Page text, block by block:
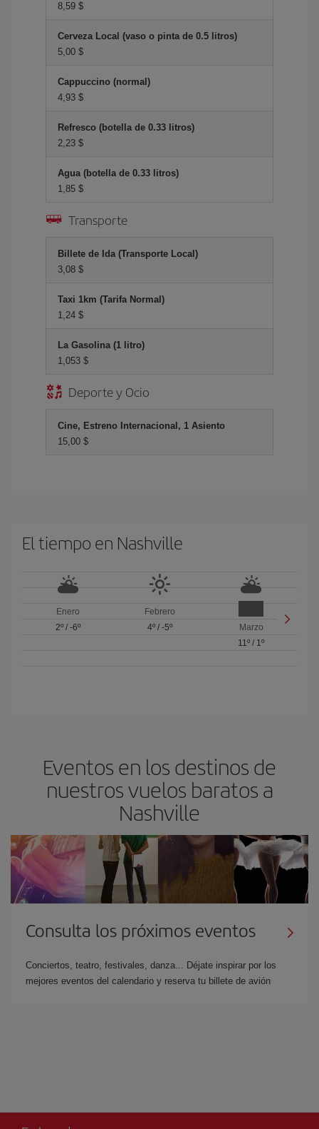
8,59 $
Cerveza Local (vaso o pinta de 0.5 litros)
5,00 $
Cappuccino (normal)
4,93 $
Refresco (botella de 0.33 litros)
2,23 $
Agua (botella de 0.33 litros)
1,85 $
Transporte
Billete de Ida (Transporte Local)
3,08 $
Taxi 1km (Tarifa Normal)
1,24 $
La Gasolina (1 litro)
1,053 $
Deporte y Ocio
Cine, Estreno Internacional, 1 Asiento
15,00 $
El tiempo en Nashville
Enero
2º/ -6º
Febrero
4º/ -5º
Marzo
11º / 1º
Eventos en los destinos de
nuestros vuelos baratos a
Nashville
Consulta los próximos eventos
Conciertos, teatro, festivales, danza... Déjate inspirar por los
mejores eventos del calendario y reserva tu billete de avión